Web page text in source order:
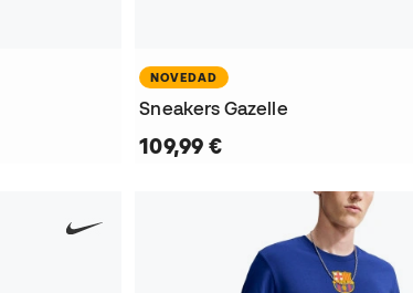
NOVEDAD
Sneakers Gazelle
109,99 €